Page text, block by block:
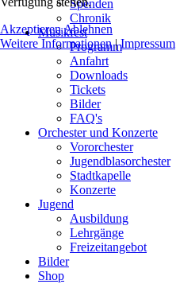
Spenden
Chronik
Musikfest
Programm
Anfahrt
Downloads
Tickets
Bilder
FAQ's
Orchester und Konzerte
Vororchester
Jugendblasorchester
Stadtkapelle
Konzerte
Jugend
Ausbildung
Lehrgänge
Freizeitangebot
Bilder
Shop
AkzeptierenAblehnen
Weitere Informationen|Impressum